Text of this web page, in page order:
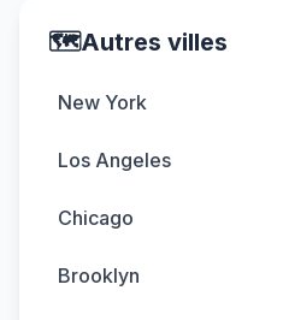
🗺️Autres villes
New York
Los Angeles
Chicago
Brooklyn